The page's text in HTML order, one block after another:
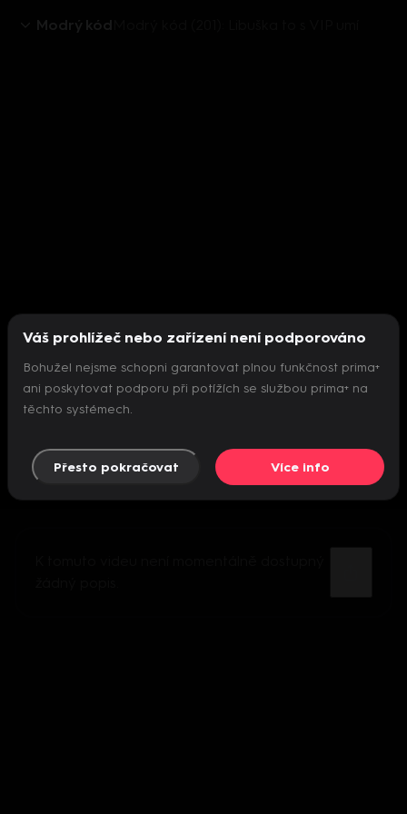
Modrý kód
Nepodařilo se inicializovat přehrávač
Váš prohlížeč nebo zařízení není podporováno
Bohužel nejsme schopni garantovat plnou funkčnost prima+
ani poskytovat podporu při potížích se službou prima+ na
těchto systémech.
Přesto pokračovat Více info